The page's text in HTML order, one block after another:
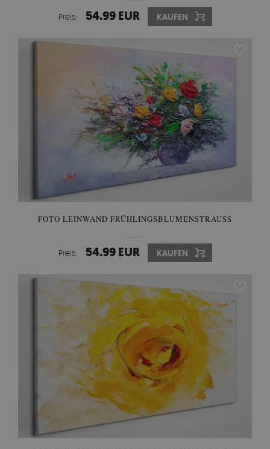
Preis: 54.99 EUR KAUFEN
FOTO LEINWAND FRÜHLINGSBLUMENSTRAUSS
Preis: 54.99 EUR KAUFEN